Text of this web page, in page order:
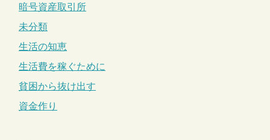
暗号資産取引所
未分類
生活の知恵
生活費を稼ぐために
貧困から抜け出す
資金作り